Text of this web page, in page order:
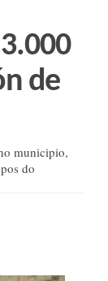
de
municipio,
do